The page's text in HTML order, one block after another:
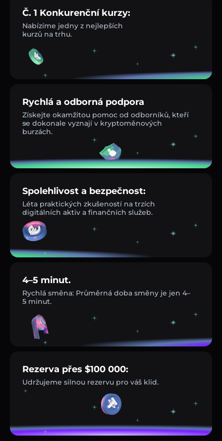
Č. 1 Konkurenční kurzy:
Nabízíme jedny z nejlepších
kurzů na trhu.
Rychlá a odborná podpora
Získejte okamžitou pomoc od odborníků, kteří
se dokonale vyznají v kryptoměnových
burzách.
Spolehlivost a bezpečnost:
Léta praktických zkušeností na trzích
digitálních aktiv a finančních služeb.
4–5 minut.
Rychlá směna: Průměrná doba směny je jen 4–
5 minut.
Rezerva přes $100 000:
Udržujeme silnou rezervu pro váš klid.